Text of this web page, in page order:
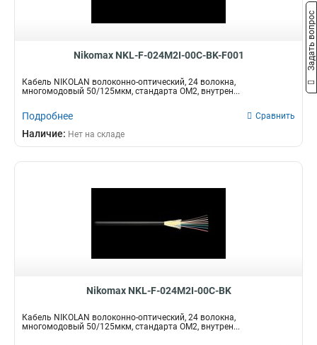
Nikomax NKL-F-024M2I-00C-BK-F001
Кабель NIKOLAN волоконно-оптический, 24 волокна,
многомодовый 50/125мкм, стандарта OM2, внутрен...
Подробнее Сравнить
Наличие: Нет на складе
Nikomax NKL-F-024M2I-00C-BK
Кабель NIKOLAN волоконно-оптический, 24 волокна,
многомодовый 50/125мкм, стандарта OM2, внутрен...
Задать вопрос